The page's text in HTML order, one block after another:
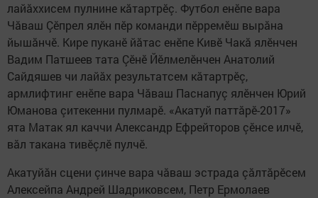
лайăххисем пулнине кăтартрӗç. Футбол енӗпе вара
Чăваш Çӗпрел ялӗн пӗр команди пӗрремӗш вырăна
йышăнчӗ. Кире пуканӗ йăтас енӗпе Кивӗ Чакă ялӗнчен
Вадим Патшеев тата Çӗнӗ Йӗлмелӗнчен Анатолий
Сайдяшев чи лайăх результатсем кăтартрӗç,
армлифтинг енӗпе вара Чăваш Паснапуç ялӗнчен Юрий
Юманова çитекенни пулмарӗ. «Акатуй паттăрӗ-2017»
ята Матак ял каччи Александр Ефрейторов çӗнсе илчӗ,
вăл такана тивӗçлӗ пулчӗ.
Акатуйăн сцени çинче вара чăваш эстрада çăлтăрӗсем
Алексейпа Андрей Шадриковсем, Петр Ермолаев